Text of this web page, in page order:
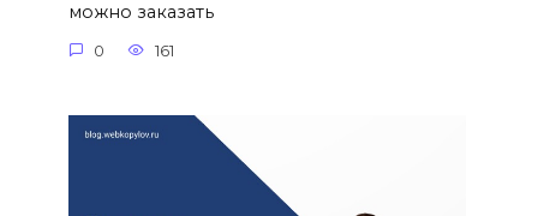
можно заказать
0 161